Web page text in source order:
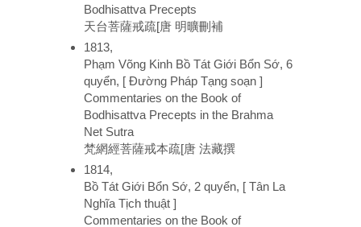
Bodhisattva Precepts
天台菩薩戒疏[唐 明曠刪補
1813,
Phạm Võng Kinh Bồ Tát Giới Bổn Sớ, 6
quyển, [ Đường Pháp Tạng soạn ]
Commentaries on the Book of
Bodhisattva Precepts in the Brahma
Net Sutra
梵網經菩薩戒本疏[唐 法藏撰
1814,
Bồ Tát Giới Bổn Sớ, 2 quyển, [ Tân La
Nghĩa Tịch thuật ]
Commentaries on the Book of